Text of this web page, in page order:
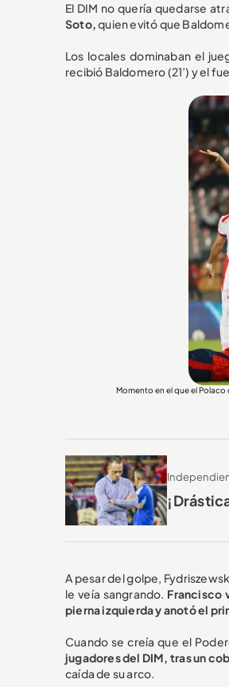
El DIM no quería quedarse
Soto,quien evitó que
Los locales dominaban el
recibió Baldomero (21’) y el
Momento en el que el Polaco
A pesar del golpe,
le veía sangrando. Francisco
pierna izquierda y anotó el
Cuando se creía que el
jugadores del DIM, tras un
caída de su arco.